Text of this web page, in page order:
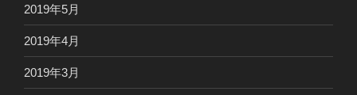
2019年5月
2019年4月
2019年3月